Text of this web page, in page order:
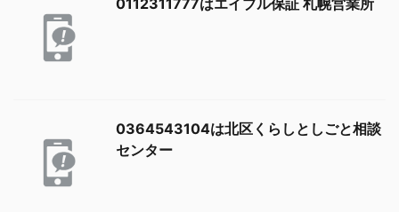
0112311777はエイブル保証 札幌営業所
0364543104は北区くらしとしごと相談
センター